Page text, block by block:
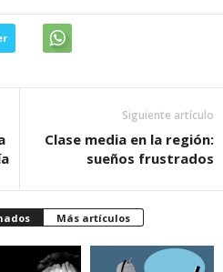
Siguiente artículo
Clase media en la región:
sueños frustrados
Más artículos